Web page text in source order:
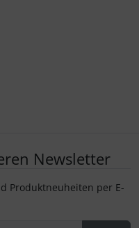
Newsletter
Produktneuheiten per E-